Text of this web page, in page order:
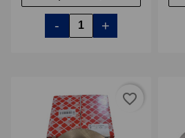
- +
favorite_border